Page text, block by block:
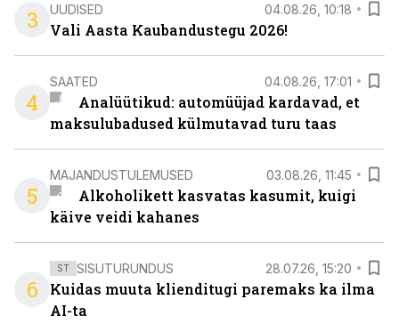
3 UUDISED 04.08.26, 10:18
Vali Aasta Kaubandustegu 2026!
4
SAATED 04.08.26, 17:01
Analüütikud: automüüjad kardavad, et
maksulubadused külmutavad turu taas
5
MAJANDUSTULEMUSED 03.08.26, 11:45
Alkoholikett kasvatas kasumit, kuigi
käive veidi kahanes
6
ST SISUTURUNDUS 28.07.26, 15:20
Kuidas muuta klienditugi paremaks ka ilma
AI-ta